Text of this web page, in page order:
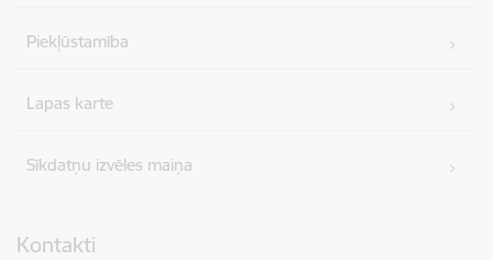
Piekļūstamība
Lapas karte
Sīkdatņu izvēles maiņa
Kontakti